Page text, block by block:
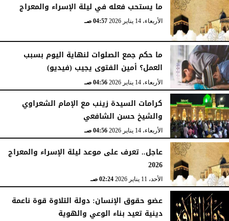
الأربعاء، 14 يناير 2026 04:59 صـ
ما يستحب فعله في ليلة الإسراء والمعراج
الأربعاء، 14 يناير 2026 04:57 صـ
ما حكم جمع الصلوات لنهاية اليوم بسبب
العمل؟ أمين الفتوى يجيب (فيديو)
الأربعاء، 14 يناير 2026 04:56 صـ
كرامات السيدة زينب مع الإمام الشعراوي
والشيخ حسن الشافعي
الأربعاء، 14 يناير 2026 04:56 صـ
عاجل.. تعرف على موعد ليلة الإسراء والمعراج
2026
الأحد، 11 يناير 2026 02:24 صـ
عضو حقوق الإنسان: دولة التلاوة قوة ناعمة
دينية تعيد بناء الوعي والهوية